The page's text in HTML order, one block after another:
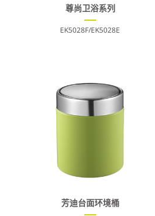
尊尚卫浴系列
EK5028F/EK5028E
芳迪台面环境桶